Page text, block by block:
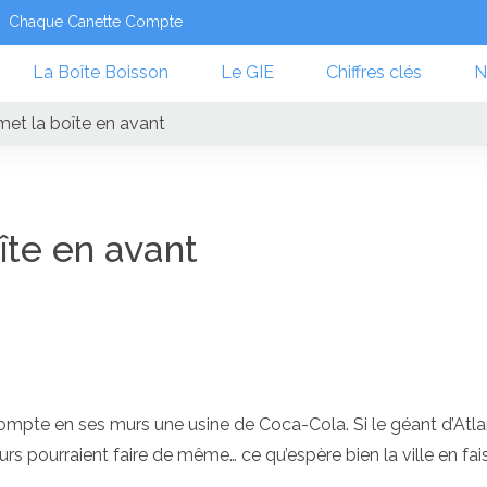
Chaque Canette Compte
La Boîte Boisson Le GIE Chiffres clés
la boîte en avant
en avant
en ses murs une usine de Coca-Cola. Si le géant
pourraient faire de même… ce qu’espère bien la ville en